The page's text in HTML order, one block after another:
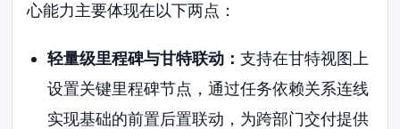
心能力主要体现在以下两点：
轻量级里程碑与甘特联动： 支持在甘特视图上
设置关键里程碑节点，通过任务依赖关系连线
实现基础的前置后置联动，为跨部门交付提供